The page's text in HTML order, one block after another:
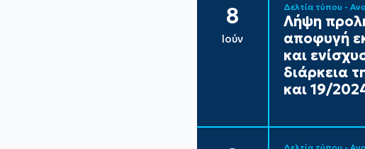
8
Ιούν
Δελτία τύπου -
Λήψη
αποφυγή
και
διάρκεια
και 19/